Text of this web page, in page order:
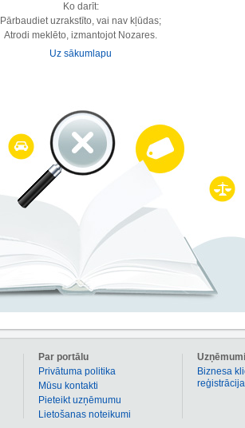
Ko darīt:
Pārbaudiet uzrakstīto, vai nav kļūdas;
Atrodi meklēto, izmantojot Nozares.
Uz sākumlapu
Biznesa
reģistrācija
Par portālu
Privātuma politika
Mūsu kontakti
Pieteikt uzņēmumu
Lietošanas noteikumi